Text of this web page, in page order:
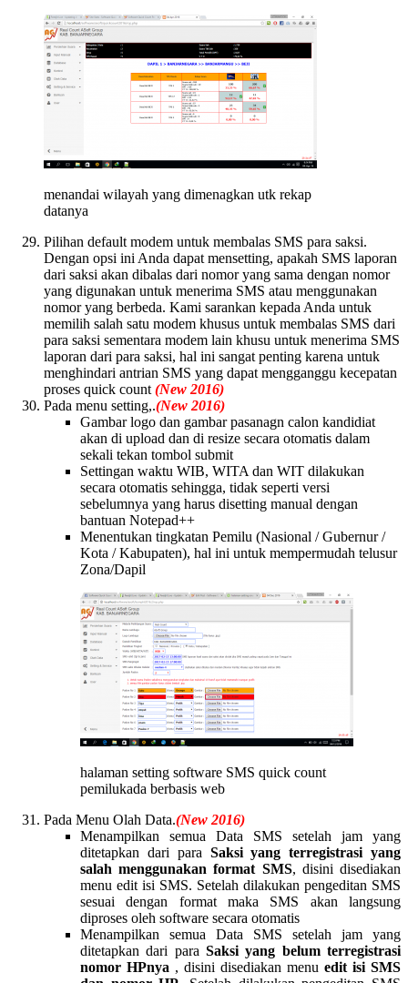
menandai wilayah yang dimenagkan utk rekap
datanya
Pilihan default modem untuk membalas SMS para saksi.
Dengan opsi ini Anda dapat mensetting, apakah SMS laporan
dari saksi akan dibalas dari nomor yang sama dengan nomor
yang digunakan untuk menerima SMS atau menggunakan
nomor yang berbeda. Kami sarankan kepada Anda untuk
memilih salah satu modem khusus untuk membalas SMS dari
para saksi sementara modem lain khusu untuk menerima SMS
laporan dari para saksi, hal ini sangat penting karena untuk
menghindari antrian SMS yang dapat mengganggu kecepatan
proses quick count (New 2016)
Pada menu setting,.(New 2016)
Gambar logo dan gambar pasanagn calon kandidiat
akan di upload dan di resize secara otomatis dalam
sekali tekan tombol submit
Settingan waktu WIB, WITA dan WIT dilakukan
secara otomatis sehingga, tidak seperti versi
sebelumnya yang harus disetting manual dengan
bantuan Notepad++
Menentukan tingkatan Pemilu (Nasional / Gubernur /
Kota / Kabupaten), hal ini untuk mempermudah telusur
Zona/Dapil
halaman setting software SMS quick count
pemilukada berbasis web
Pada Menu Olah Data.(New 2016)
Menampilkan semua Data SMS setelah jam yang
ditetapkan dari para Saksi yang terregistrasi yang
salah menggunakan format SMS, disini disediakan
menu edit isi SMS. Setelah dilakukan pengeditan SMS
sesuai dengan format maka SMS akan langsung
diproses oleh software secara otomatis
Menampilkan semua Data SMS setelah jam yang
ditetapkan dari para Saksi yang belum terregistrasi
nomor HPnya , disini disediakan menu edit isi SMS